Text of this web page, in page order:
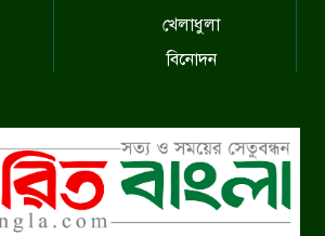
খেলাধুলা
বিনোদন